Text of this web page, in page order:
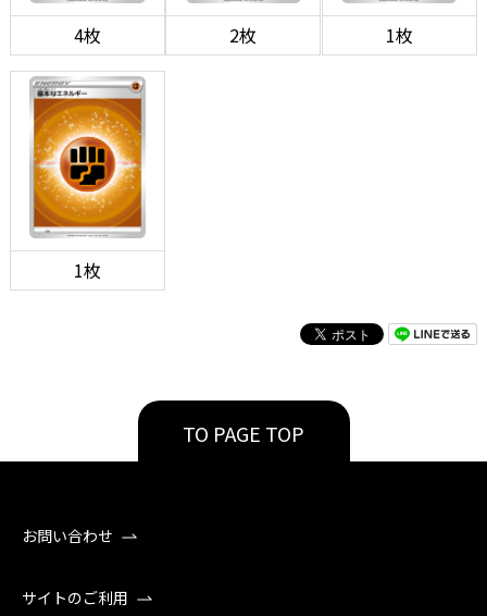
4枚 2枚 1枚
1枚
TO PAGE TOP
お問い合わせ
サイトのご利用